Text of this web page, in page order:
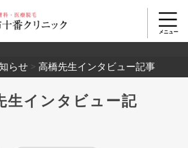
らせ > 高橋先生インタビュー記事
生インタビュー記